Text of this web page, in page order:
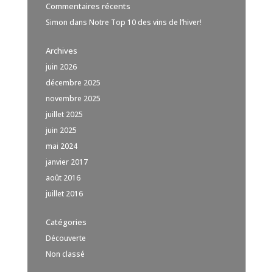
Commentaires récents
Simon dans Notre Top 10 des vins de l’hiver!
Archives
juin 2026
décembre 2025
novembre 2025
juillet 2025
juin 2025
mai 2024
janvier 2017
août 2016
juillet 2016
Catégories
Découverte
Non classé